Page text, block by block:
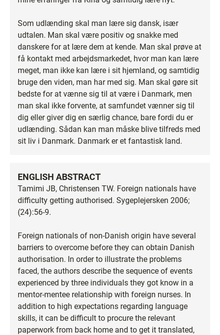
Som udlænding skal man lære sig dansk, især
udtalen. Man skal være positiv og snakke med
danskere for at lære dem at kende. Man skal prøve at
få kontakt med arbejdsmarkedet, hvor man kan lære
meget, man ikke kan lære i sit hjemland, og samtidig
bruge den viden, man har med sig. Man skal gøre sit
bedste for at vænne sig til at være i Danmark, men
man skal ikke forvente, at samfundet vænner sig til
dig eller giver dig en særlig chance, bare fordi du er
udlænding. Sådan kan man måske blive tilfreds med
sit liv i Danmark. Danmark er et fantastisk land.
ENGLISH ABSTRACT
Tamimi JB, Christensen TW. Foreign nationals have
difficulty getting authorised. Sygeplejersken 2006;
(24):56-9.
Foreign nationals of non-Danish origin have several
barriers to overcome before they can obtain Danish
authorisation. In order to illustrate the problems
faced, the authors describe the sequence of events
experienced by three individuals they got know in a
mentor-mentee relationship with foreign nurses. In
addition to high expectations regarding language
skills, it can be difficult to procure the relevant
paperwork from back home and to get it translated,